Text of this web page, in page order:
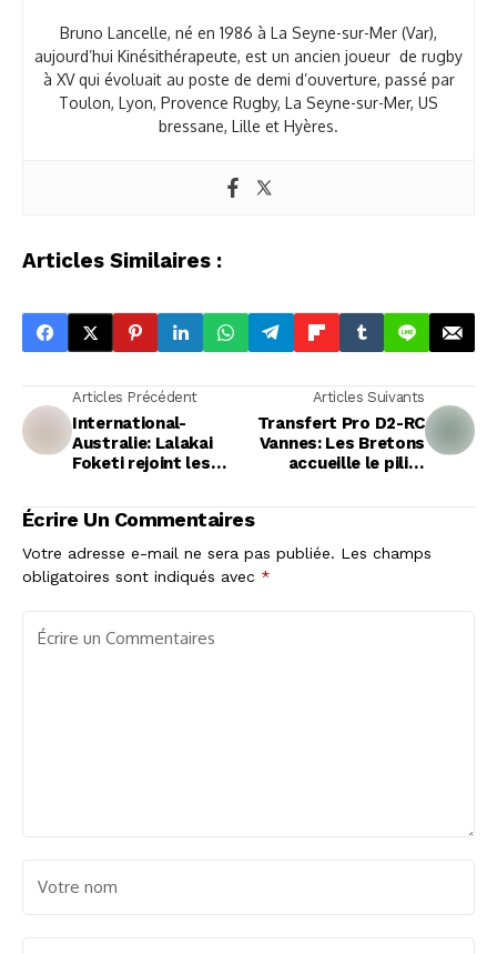
Bruno Lancelle, né en 1986 à La Seyne-sur-Mer (Var),
aujourd’hui Kinésithérapeute, est un ancien joueur de rugby
à XV qui évoluait au poste de demi d’ouverture, passé par
Toulon, Lyon, Provence Rugby, La Seyne-sur-Mer, US
bressane, Lille et Hyères.
Articles Similaires :
Articles Précédent
International-
Australie: Lalakai
Foketi rejoint les
Articles Suivants
Transfert Pro D2-RC
Vannes: Les Bretons
accueille le pilier
Écrire Un Commentaires
Votre adresse e-mail ne sera pas publiée. Les champs
obligatoires sont indiqués avec *